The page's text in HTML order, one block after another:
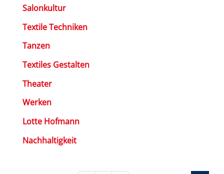
Salonkultur
Textile Techniken
Tanzen
Textiles Gestalten
Theater
Werken
Lotte Hofmann
Nachhaltigkeit